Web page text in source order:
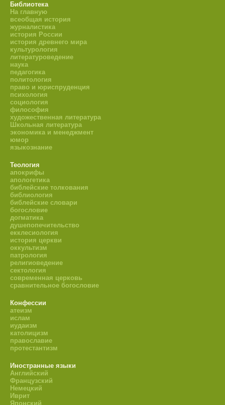
Библиотека
На главную
всеобщая история
журналистика
история России
история древнего мира
культурология
литературоведение
наука
педагогика
политология
право и юриспруденция
психология
социология
философия
художественная литература
Школьная литература
экономика и менеджмент
юмор
языкознание
Теология
апокрифы
апологетика
библейские толкования
библиология
библейские словари
богословие
догматика
душепопечительство
екклесиология
история церкви
оккультизм
патрология
религиоведение
сектология
современная церковь
сравнительное богословие
Конфессии
атеизм
ислам
иудаизм
католицизм
православие
протестантизм
Иностранные языки
Английский
Французский
Немецкий
Иврит
Японский